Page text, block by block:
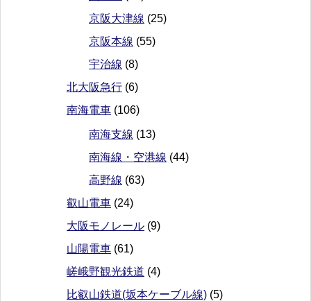
京阪大津線 (25)
京阪本線 (55)
宇治線 (8)
北大阪急行 (6)
南海電車 (106)
南海支線 (13)
南海線・空港線 (44)
高野線 (63)
叡山電車 (24)
大阪モノレール (9)
山陽電車 (61)
嵯峨野観光鉄道 (4)
比叡山鉄道(坂本ケーブル線) (5)